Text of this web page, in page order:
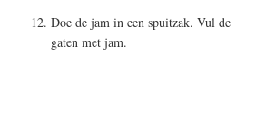
Doe de jam in een spuitzak. Vul de
gaten met jam.